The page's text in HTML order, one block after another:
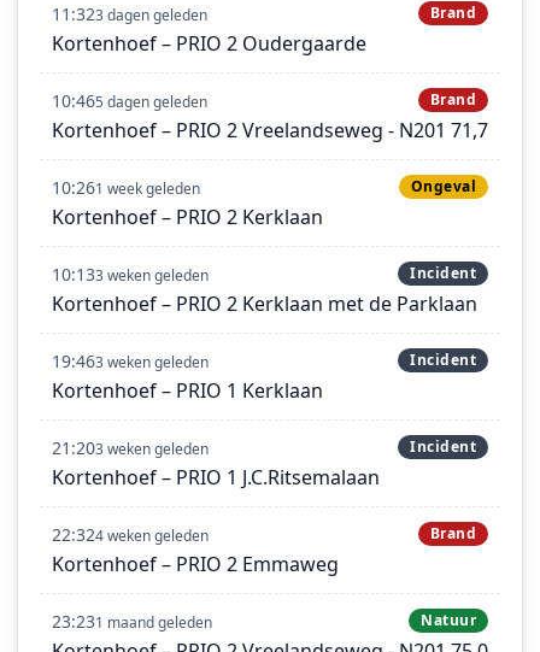
11:323 dagen geleden Brand
Kortenhoef – PRIO 2 Oudergaarde
10:465 dagen geleden Brand
Kortenhoef – PRIO 2 Vreelandseweg - N201 71,7
10:261 week geleden Ongeval
Kortenhoef – PRIO 2 Kerklaan
10:133 weken geleden Incident
Kortenhoef – PRIO 2 Kerklaan met de Parklaan
19:463 weken geleden Incident
Kortenhoef – PRIO 1 Kerklaan
21:203 weken geleden Incident
Kortenhoef – PRIO 1 J.C.Ritsemalaan
22:324 weken geleden Brand
Kortenhoef – PRIO 2 Emmaweg
23:231 maand geleden Natuur